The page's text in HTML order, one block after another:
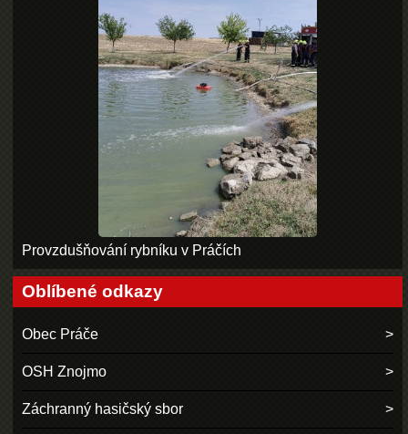
Provzdušňování rybníku v Práčích
Oblíbené odkazy
Obec Práče
OSH Znojmo
Záchranný hasičský sbor